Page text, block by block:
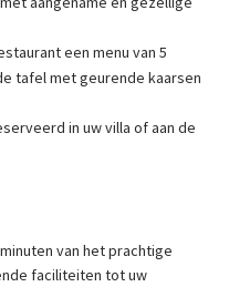
een menu van 5
tafel met geurende kaarsen
in uw villa of aan de
van het prachtige
faciliteiten tot uw